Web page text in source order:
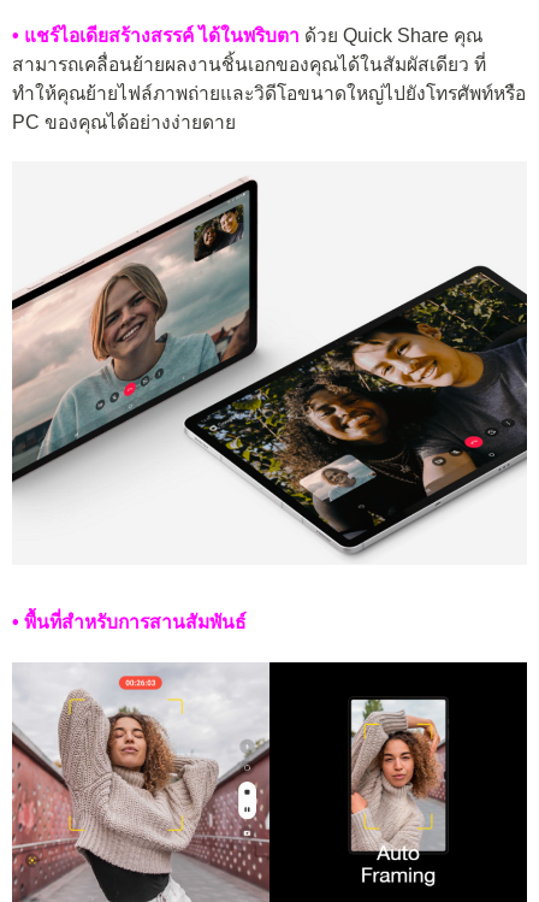
• แชร์ไอเดียสร้างสรรค์ ได้ในพริบตา ด้วย Quick Share คุณ
สามารถเคลื่อนย้ายผลงานชิ้นเอกของคุณได้ในสัมผัสเดียว ที่
ทำให้คุณย้ายไฟล์ภาพถ่ายและวิดีโอขนาดใหญ่ไปยังโทรศัพท์หรือ
PC ของคุณได้อย่างง่ายดาย
• พื้นที่สำหรับการสานสัมพันธ์